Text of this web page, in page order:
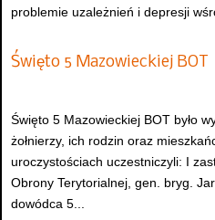
problemie uzależnień i depresji
Święto 5 Mazowieckiej BOT
Święto 5 Mazowieckiej BOT było
żołnierzy, ich rodzin oraz
uroczystościach uczestniczyli: I
Obrony Terytorialnej, gen. bryg.
dowódca 5...